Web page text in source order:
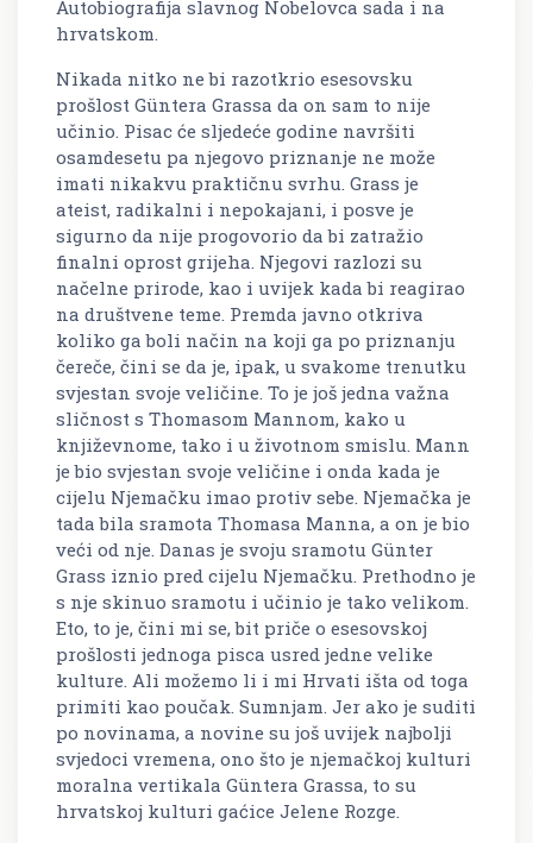
Autobiografija slavnog Nobelovca sada i na
hrvatskom.
Nikada nitko ne bi razotkrio esesovsku
prošlost Güntera Grassa da on sam to nije
učinio. Pisac će sljedeće godine navršiti
osamdesetu pa njegovo priznanje ne može
imati nikakvu praktičnu svrhu. Grass je
ateist, radikalni i nepokajani, i posve je
sigurno da nije progovorio da bi zatražio
finalni oprost grijeha. Njegovi razlozi su
načelne prirode, kao i uvijek kada bi reagirao
na društvene teme. Premda javno otkriva
koliko ga boli način na koji ga po priznanju
čereče, čini se da je, ipak, u svakome trenutku
svjestan svoje veličine. To je još jedna važna
sličnost s Thomasom Mannom, kako u
književnome, tako i u životnom smislu. Mann
je bio svjestan svoje veličine i onda kada je
cijelu Njemačku imao protiv sebe. Njemačka je
tada bila sramota Thomasa Manna, a on je bio
veći od nje. Danas je svoju sramotu Günter
Grass iznio pred cijelu Njemačku. Prethodno je
s nje skinuo sramotu i učinio je tako velikom.
Eto, to je, čini mi se, bit priče o esesovskoj
prošlosti jednoga pisca usred jedne velike
kulture. Ali možemo li i mi Hrvati išta od toga
primiti kao poučak. Sumnjam. Jer ako je suditi
po novinama, a novine su još uvijek najbolji
svjedoci vremena, ono što je njemačkoj kulturi
moralna vertikala Güntera Grassa, to su
hrvatskoj kulturi gaćice Jelene Rozge.